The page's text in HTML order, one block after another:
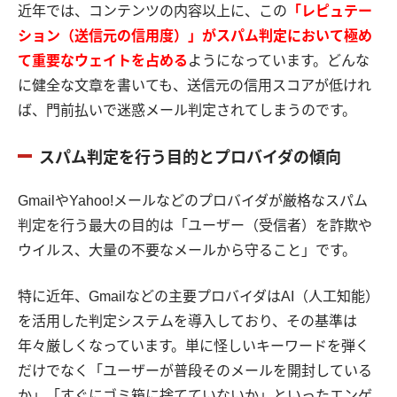
近年では、コンテンツの内容以上に、この 「レピュテー
ション（送信元の信用度）」がスパム判定において極め
て重要なウェイトを占める ようになっています。どんな
に健全な文章を書いても、送信元の信用スコアが低けれ
ば、門前払いで迷惑メール判定されてしまうのです。
スパム判定を行う目的とプロバイダの傾向
GmailやYahoo!メールなどのプロバイダが厳格なスパム
判定を行う最大の目的は「ユーザー（受信者）を詐欺や
ウイルス、大量の不要なメールから守ること」です。
特に近年、Gmailなどの主要プロバイダはAI（人工知能）
を活用した判定システムを導入しており、その基準は
年々厳しくなっています。単に怪しいキーワードを弾く
だけでなく「ユーザーが普段そのメールを開封している